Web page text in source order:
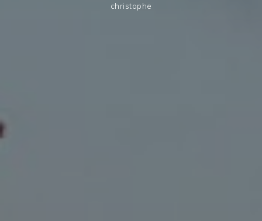
christophe